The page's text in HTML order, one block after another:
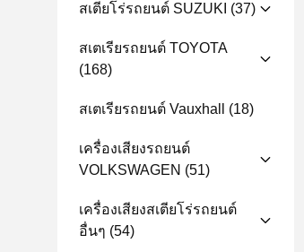
สเตียโร่รถยนต์ SUZUKI (37)
สเตเรียรถยนต์ TOYOTA
(168)
สเตเรียรถยนต์ Vauxhall (18)
เครื่องเสียงรถยนต์
VOLKSWAGEN (51)
เครื่องเสียงสเตียโร่รถยนต์
อื่นๆ (54)